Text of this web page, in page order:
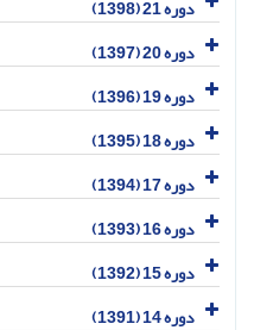
دوره 21 (1398)
دوره 20 (1397)
دوره 19 (1396)
دوره 18 (1395)
دوره 17 (1394)
دوره 16 (1393)
دوره 15 (1392)
دوره 14 (1391)